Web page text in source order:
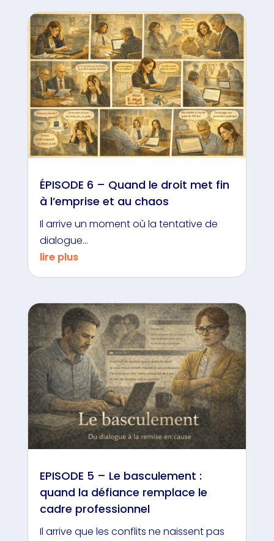
ÉPISODE 6 – Quand le droit met fin
à l’emprise et au chaos
Il arrive un moment où la tentative de
dialogue...
lire plus
EPISODE 5 – Le basculement :
quand la défiance remplace le
cadre professionnel
Il arrive que les conflits ne naissent pas